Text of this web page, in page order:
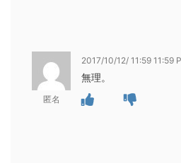
匿名
2017/10/12/ 11:59 11:59
無理。